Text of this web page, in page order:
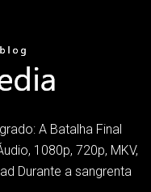
A Batalha Final
1080p, 720p, MKV,
Durante a sangrenta